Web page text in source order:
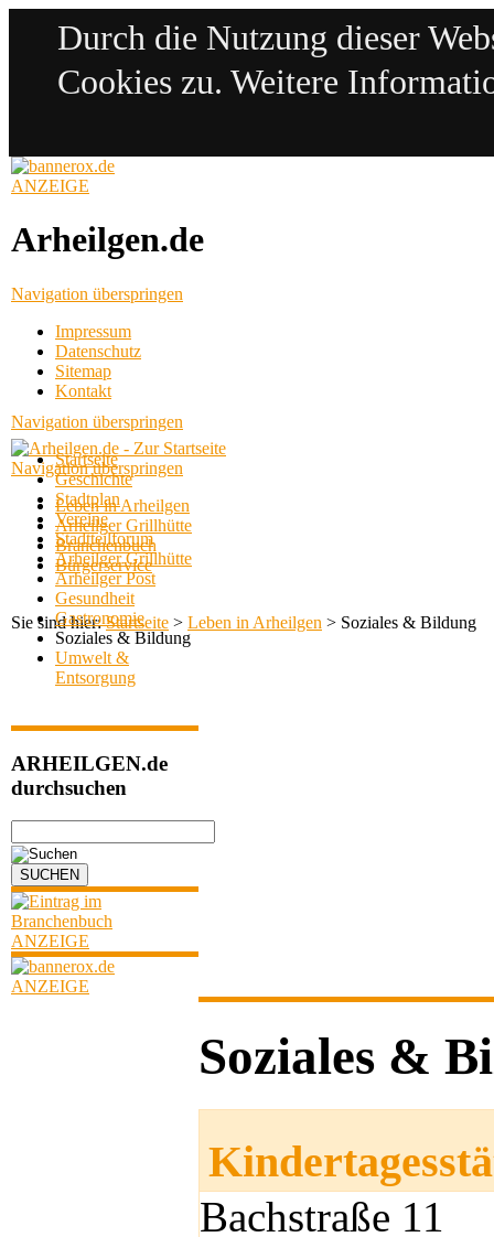
Durch die Nutzung dieser
Cookies zu. Weitere
ANZEIGE
Arheilgen.de
Navigation überspringen
Impressum
Datenschutz
Sitemap
Kontakt
Navigation überspringen
Leben in Arheilgen
Arheilger Grillhütte
Branchenbuch
Bürgerservice
Sie sind hier:Startseite > Leben in Arheilgen > Soziales & Bildung
Navigation überspringen
Startseite
Geschichte
Stadtplan
Vereine
Stadtteilforum
Arheilger Grillhütte
Arheilger Post
Gesundheit
Gastronomie
Soziales & Bildung
Umwelt &
Entsorgung
ARHEILGEN.de
durchsuchen
ANZEIGE
ANZEIGE
Soziales &
Bachstraße 11